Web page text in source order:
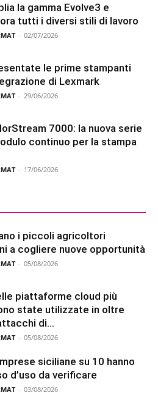
la gamma Evolve3 e
tutti i diversi stili di lavoro
- 02/07/2026
le prime stampanti
di Lexmark
- 29/06/2026
7000: la nuova serie
continuo per la stampa
- 17/06/2026
i piccoli agricoltori
a cogliere nuove opportunità
- 05/08/2026
piattaforme cloud più
state utilizzate in oltre
di...
- 05/08/2026
siciliane su 10 hanno
d’uso da verificare
- 03/08/2026